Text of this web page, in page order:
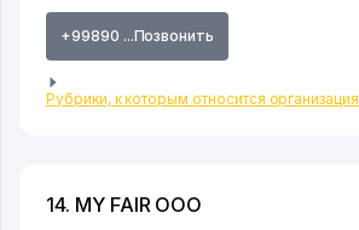
+99890 ...Позвонить
Рубрики, к которым относится организация
14. MY FAIR ООО